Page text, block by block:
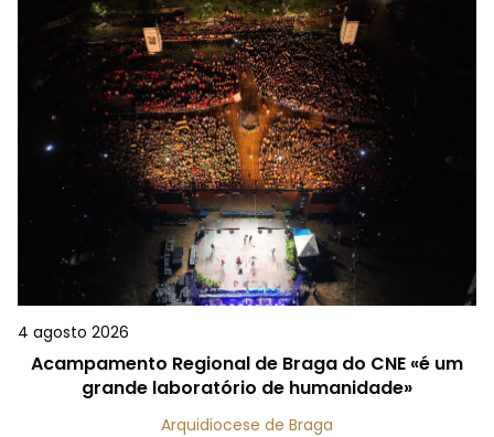
4 agosto 2026
Acampamento Regional de Braga do CNE «é um
grande laboratório de humanidade»
Arquidiocese de Braga